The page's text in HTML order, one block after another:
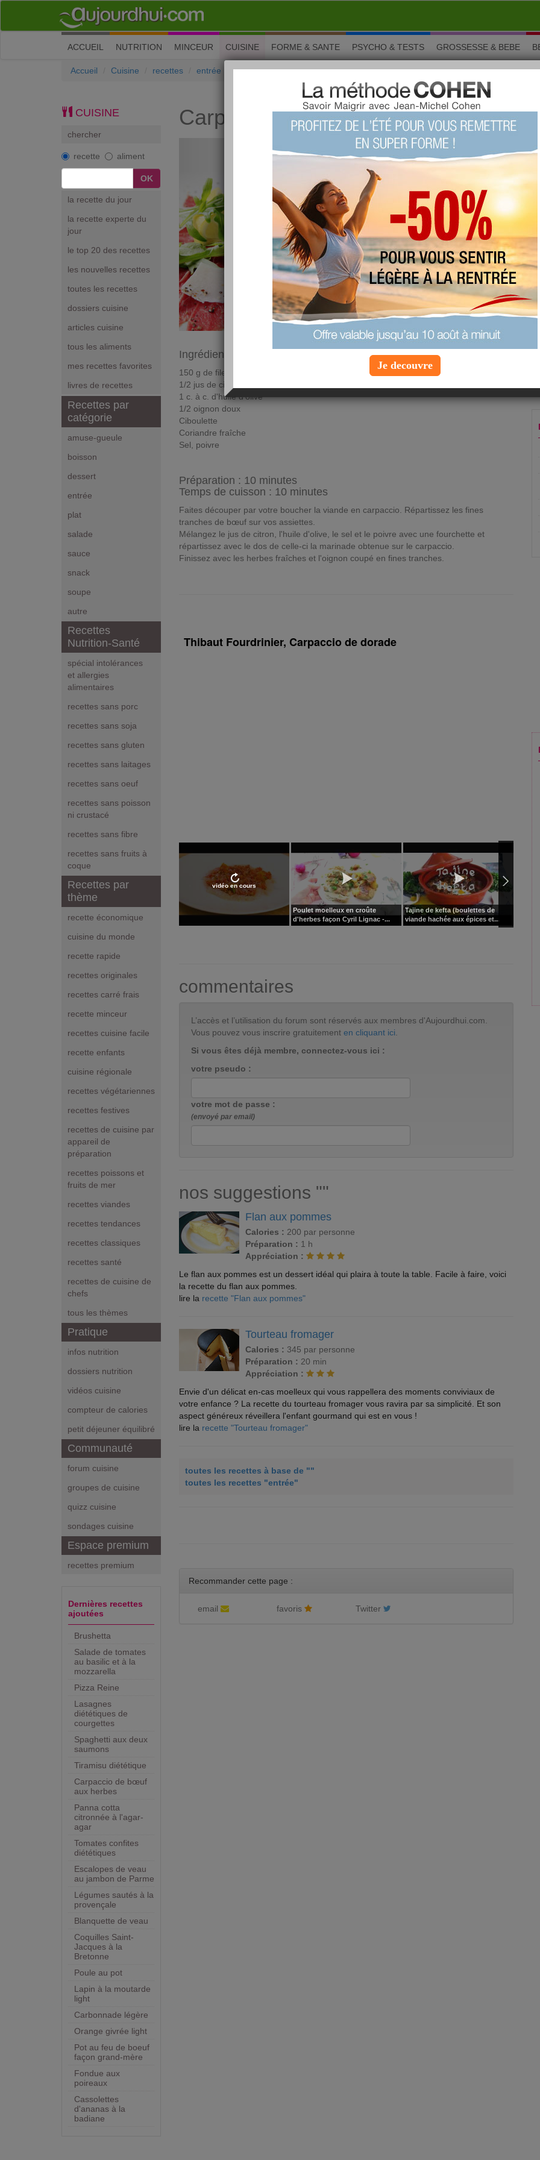
ACCUEIL (current)
NUTRITION MINCEUR CUISINE FORME & SANTE PSYCHO & TESTS GROSSESSE & BEBE
Accueil Cuisine recettes entrée Carpaccio de bœuf aux herbes
CUISINE
chercher
recette aliment
la recette du jour
la recette experte du
jour
le top 20 des recettes
les nouvelles recettes
toutes les recettes
dossiers cuisine
articles cuisine
tous les aliments
mes recettes favorites
livres de recettes
Recettes par
catégorie
amuse-gueule
boisson
dessert
entrée
plat
salade
sauce
snack
soupe
autre
Recettes
Nutrition-Santé
spécial intolérances
et allergies
alimentaires
recettes sans porc
recettes sans soja
recettes sans gluten
recettes sans laitages
recettes sans oeuf
recettes sans poisson
ni crustacé
recettes sans fibre
recettes sans fruits à
coque
Recettes par
thème
recette économique
cuisine du monde
recette rapide
recettes originales
recettes carré frais
recette minceur
recettes cuisine facile
recette enfants
cuisine régionale
recettes végétariennes
recettes festives
recettes de cuisine par
appareil de
préparation
recettes poissons et
fruits de mer
recettes viandes
recettes tendances
recettes classiques
recettes santé
recettes de cuisine de
chefs
tous les thèmes
Pratique
infos nutrition
dossiers nutrition
vidéos cuisine
compteur de calories
petit déjeuner équilibré
Communauté
forum cuisine
groupes de cuisine
quizz cuisine
sondages cuisine
Espace premium
recettes premium
Dernières recettes
ajoutées
Brushetta
Salade de tomates
au basilic et à la
mozzarella
Pizza Reine
Lasagnes
diététiques de
courgettes
Spaghetti aux deux
saumons
Tiramisu diététique
Carpaccio de bœuf
aux herbes
Panna cotta
citronnée à l'agar-
agar
Tomates confites
diététiques
Escalopes de veau
au jambon de Parme
Légumes sautés à la
provençale
Blanquette de veau
Coquilles Saint-
Jacques à la
Bretonne
Poule au pot
Lapin à la moutarde
light
Carbonnade légère
Orange givrée light
Pot au feu de boeuf
façon grand-mère
Fondue aux
poireaux
Cassolettes
d'ananas à la
badiane
Carpaccio de bœuf aux herbes
Voici une déclinaison de la recette italienne de
viande crue en fines tranches.
Vous aimez ? Alors notez !
(vue : 26048 fois)
proposée par
Claude Chauchard
type :entrée
imprimer la fiche recette
ajouter à mes favoris
proposer une recette
Ingrédients pour 1 personnes
150 g de filet de bœuf
1/2 jus de citron
1 c. à c. d'huile d'olive
1/2 oignon doux
Ciboulette
Coriandre fraîche
Sel, poivre
Préparation : 10 minutes
Temps de cuisson : 10 minutes
Faites découper par votre boucher la viande en carpaccio. Répartissez les fines
tranches de bœuf sur vos assiettes.
Mélangez le jus de citron, l'huile d'olive, le sel et le poivre avec une fourchette et
répartissez avec le dos de celle-ci la marinade obtenue sur le carpaccio.
Finissez avec les herbes fraîches et l'oignon coupé en fines tranches.
Thibaut Fourdrinier, Carpaccio de dorade
vidéo en cours
Poulet moelleux en croûte
d'herbes façon Cyril Lignac -...
Tajine de kefta (boulettes de
viande hachée aux épices et...
herbes
commentaires
L’accès et l’utilisation du forum sont réservés aux membres d'Aujourdhui.com.
Vous pouvez vous inscrire gratuitement en cliquant ici
Si vous êtes déjà membre, connectez-vous ici :
votre pseudo :
votre mot de passe :
(envoyé par email)
nos suggestions ""
Flan aux pommes
Calories : 200 par personne
Préparation : 1 h
Appréciation :
Le flan aux pommes est un dessert idéal qui plaira à toute la table. Facile à faire, voici
la recette du flan aux pommes.
lire la recette "Flan aux pommes"
Tourteau fromager
Calories : 345 par personne
Préparation : 20 min
Appréciation :
Envie d'un délicat en-cas moelleux qui vous rappellera des moments conviviaux de
votre enfance ? La recette du tourteau fromager vous ravira par sa simplicité. Et son
aspect généreux réveillera l'enfant gourmand qui est en vous !
lire la recette "Tourteau fromager"
toutes les recettes à base de ""
toutes les recettes "entrée"
Recommander cette page :
email favoris Twitter
Je decouvre